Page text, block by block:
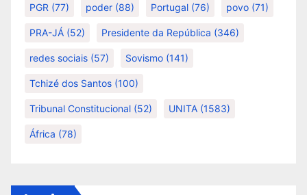
PGR (77) poder (88) Portugal (76) povo (71)
PRA-JÁ (52) Presidente da República (346)
redes sociais (57) Sovismo (141)
Tchizé dos Santos (100)
Tribunal Constitucional (52) UNITA (1583)
África (78)